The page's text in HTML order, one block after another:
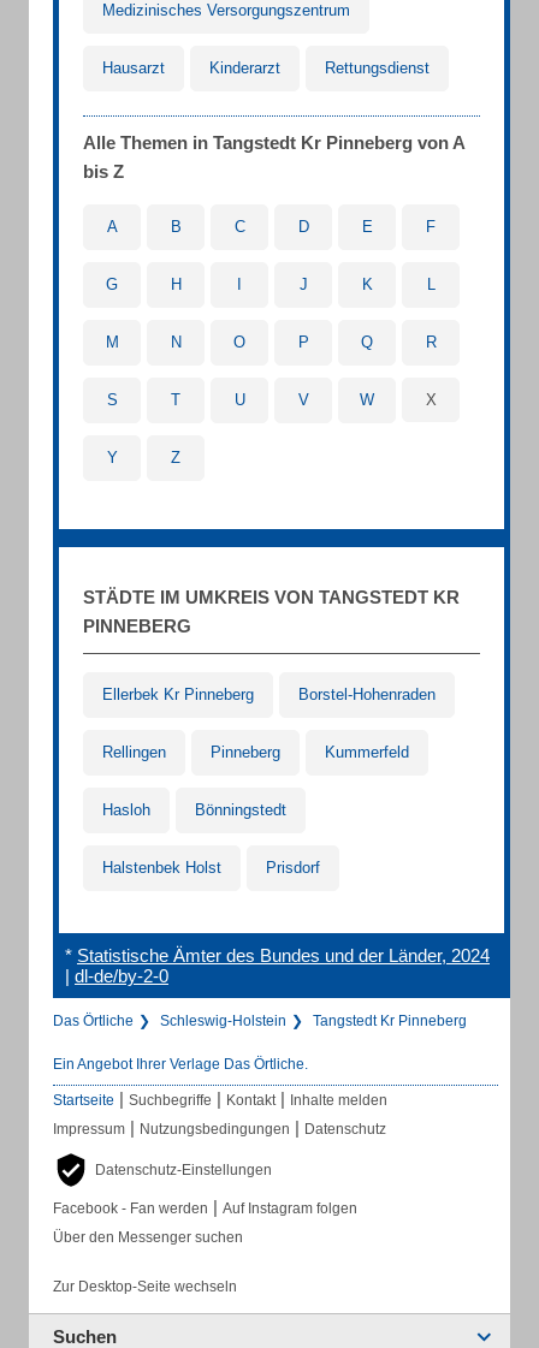
Medizinisches Versorgungszentrum
Hausarzt Kinderarzt Rettungsdienst
Alle Themen in Tangstedt Kr Pinneberg von A
bis Z
A B C D E F
G H J K L
M N O P Q R
S T U V W X
Y Z
STÄDTE IM UMKREIS VON TANGSTEDT KR
PINNEBERG
Ellerbek Kr Pinneberg Borstel-Hohenraden
Rellingen Pinneberg Kummerfeld
Hasloh Bönningstedt
Halstenbek Holst Prisdorf
* Statistische Ämter des Bundes und der Länder, 2024
| dl-de/by-2-0
Das Örtliche Schleswig-Holstein Tangstedt Kr Pinneberg
Ein Angebot Ihrer Verlage Das Örtliche.
Startseite | Suchbegriffe | Kontakt | Inhalte melden
Impressum | Nutzungsbedingungen | Datenschutz
Datenschutz-Einstellungen
Facebook - Fan werden | Auf Instagram folgen
Über den Messenger suchen
Zur Desktop-Seite wechseln
Suchen